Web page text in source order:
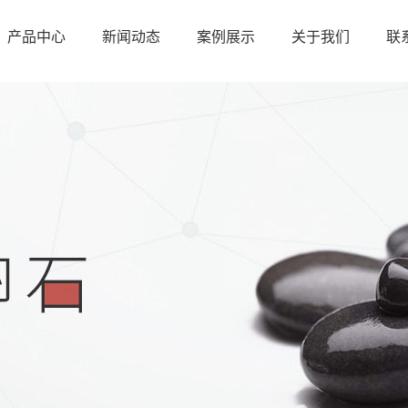
产品中心 新闻动态 案例展示 关于我们 联